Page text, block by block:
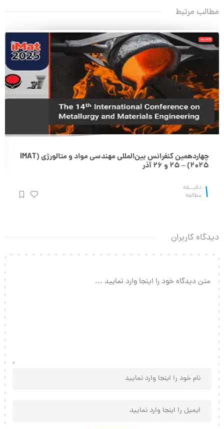
مطالب مرتبط
جدید
چهاردهمین کنفرانس بین‌المللی مهندسی مواد و متالورژی (IMAT
2025) – 25 و 26 آذر
1 دقیــقه
مطالعه
دیدگاه کاربران